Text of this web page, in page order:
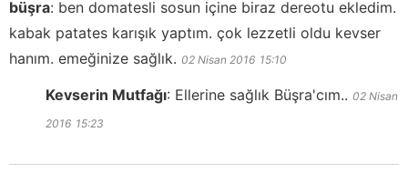
büşra: ben domatesli sosun içine biraz dereotu ekledim.
kabak patates karışık yaptım. çok lezzetli oldu kevser
hanım. emeğinize sağlık. 02 Nisan 2016 15:10
Kevserin Mutfağı: Ellerine sağlık Büşra'cım.. 02 Nisan
2016 15:23